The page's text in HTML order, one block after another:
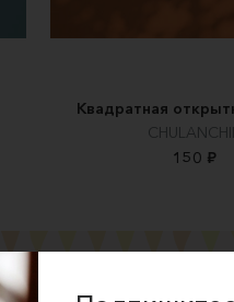
Квадратная
150 ₽